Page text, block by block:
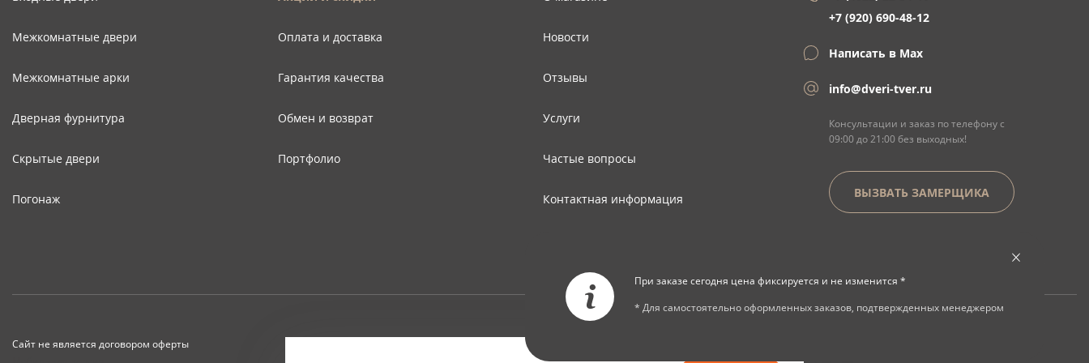
При заказе сегодня цена фиксируется и не изменится *
* Для самостоятельно оформленных заказов, подтвержденных менеджером
Межкомнатные двери
Межкомнатные арки
Дверная фурнитура
Скрытые двери
Погонаж
Оплата и доставка
Гарантия качества
Обмен и возврат
Портфолио
Новости
Отзывы
Услуги
Частые вопросы
Контактная информация
+7 (920) 690-48-12
Написать в Max
info@dveri-tver.ru
Консультации и заказ по телефону с
09:00 до 21:00 без выходных!
ВЫЗВАТЬ ЗАМЕРЩИКА
Сайт не является договором оферты
© Copyright 2026 ООО "Двери Тверь" Dveri-Tver.ru - интернет-магазин